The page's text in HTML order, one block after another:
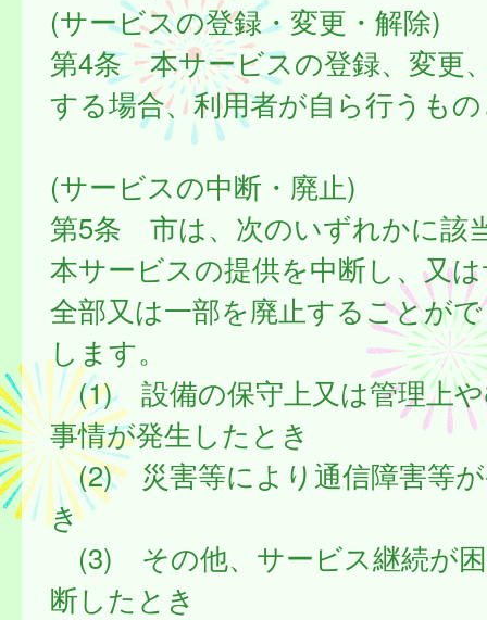
(サービスの登録・変更・解除)
第4条 本サービスの登録、変更
する場合、利用者が自ら行うも
(サービスの中断・廃止)
第5条 市は、次のいずれかに該
本サービスの提供を中断し、又
全部又は一部を廃止することが
します。
(1) 設備の保守上又は管理上や
事情が発生したとき
(2) 災害等により通信障害等が
き
(3) その他、サービス継続が
断したとき